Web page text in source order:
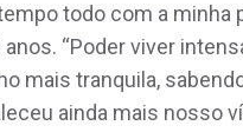
todo com a minha
anos. “Poder viver
mais tranquila,
ainda mais nosso